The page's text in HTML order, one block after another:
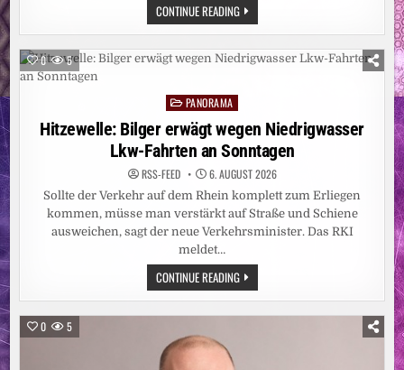
CONTINUE READINGSEXUALISIERTE
GEWALT:
STARR
VOR
ANGST
0 5
PostedPANORAMA
Hitzewelle: Bilger erwägt wegen Niedrigwasser
Lkw-Fahrten an Sonntagen
RSS-FEED 6. AUGUST 2026
Sollte der Verkehr auf dem Rhein komplett zum Erliegen
kommen, müsse man verstärkt auf Straße und Schiene
ausweichen, sagt der neue Verkehrsminister. Das RKI
meldet…
CONTINUE READINGHITZEWELLE:
BILGER
ERWÄGT
WEGEN
0 5